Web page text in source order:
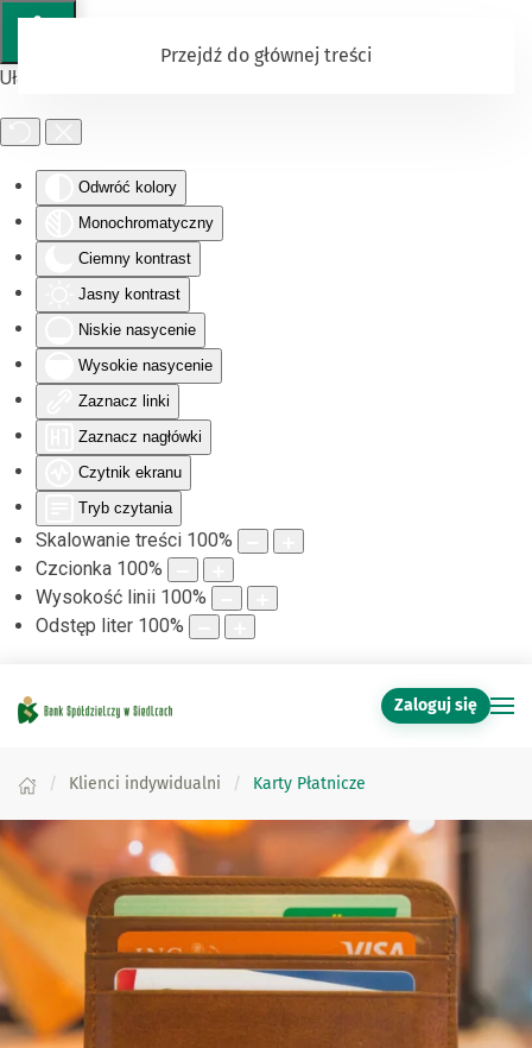
Ułatwienia dostępu
Odwróć kolory
Monochromatyczny
Ciemny kontrast
Jasny kontrast
Niskie nasycenie
Wysokie nasycenie
Zaznacz linki
Zaznacz nagłówki
Czytnik ekranu
Tryb czytania
Skalowanie treści 100%
Czcionka 100%
Wysokość linii 100%
Odstęp liter 100%
Przejdź do głównej treści
Zaloguj się
Klienci indywidualni Karty Płatnicze